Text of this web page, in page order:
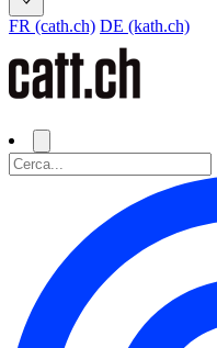
FR (cath.ch) DE (kath.ch)